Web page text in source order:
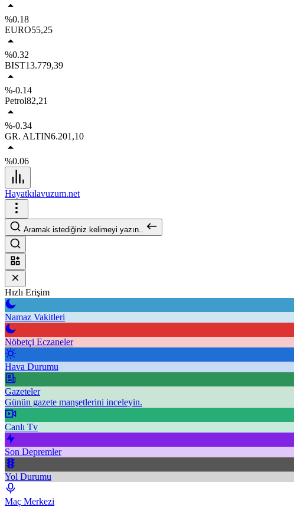
%0.18
EURO55,25
%0.32
BIST13.779,39
%-0.14
Petrol82,21
%-0.34
GR. ALTIN6.201,10
%0.06
Hayatkılavuzum.net
Aramak istediğiniz kelimeyi yazın..
Hızlı Erişim
Namaz Vakitleri
Nöbetçi Eczaneler
Hava Durumu
Gazeteler
Günün gazete manşetlerini inceleyin.
Canlı Tv
Son Depremler
Yol Durumu
Maç Merkezi